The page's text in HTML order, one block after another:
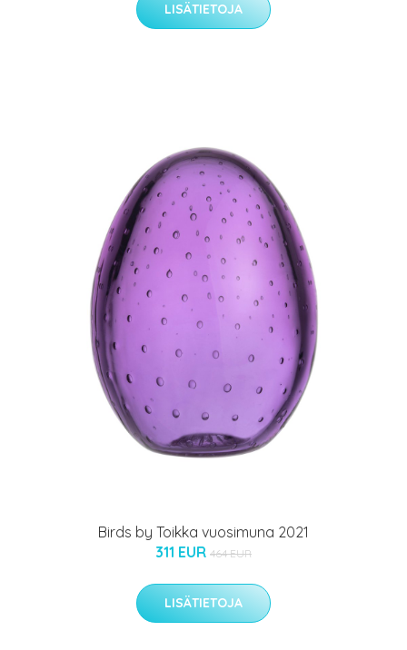
LISÄTIETOJA
Birds by Toikka vuosimuna 2021
311 EUR 464 EUR
LISÄTIETOJA